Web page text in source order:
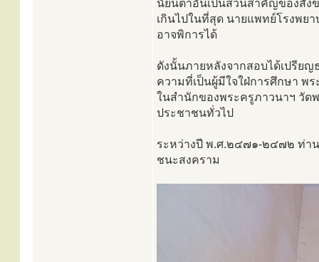
นัยน์ตาอันเป็นส่วนสำคัญของสัง
เกินไปในที่สุด นายแพทย์โรงพย
อาจพิการได้
ดังนั้นภายหลังจากสอบได้เปรีย
ความที่เป็นผู้มีใจใฝ่การศึกษา พ
ในสำนักของพระครูภาวนาฯ วัด
ประชาชนทั่วไป
ระหว่างปี พ.ศ.๒๔๗๑-๒๔๗๒ ท่า
ชนะสงคราม